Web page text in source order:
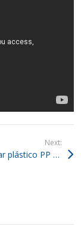
Next:
Comprar plástico PP para reciclagem: peça já o preto moído!